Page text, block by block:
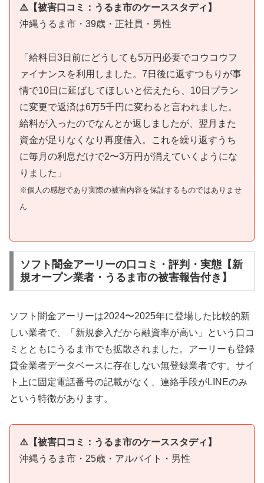
⚠️【被害口コミ：うるま市のケーススタディ】
沖縄うるま市・39歳・正社員・男性
「給料日3日前にどうしても5万円必要でコウコウフ
ァイナンスを利用しました。7日後に返すつもりが事
情で10日に延ばしてほしいと伝えたら、10日プラン
に変更で返済は6万5千円に変わると言われました。
給料が入ったのでなんとか返しましたが、翌月また
資金が足りなくなり再度借入。これを繰り返すうち
に毎月の利息だけで2〜3万円が消えていくようにな
りました」
※個人の感想であり実際の被害内容を保証するものではありませ
ん
ソフト闇金アーリーの口コミ・評判・実態【新
規オープン業者・うるま市の被害報告付き】
ソフト闇金アーリーは2024〜2025年に登場した比較的新
しい業者で、「新規参入だから融資率が高い」という口コ
ミとともにうるま市でも拡散されました。アーリーも登録
貸金業者データベースに存在しない無登録業者です。サイ
ト上に固定電話番号の記載がなく、連絡手段がLINEのみ
という特徴があります。
⚠️【被害口コミ：うるま市のケーススタディ】
沖縄うるま市・25歳・アルバイト・男性